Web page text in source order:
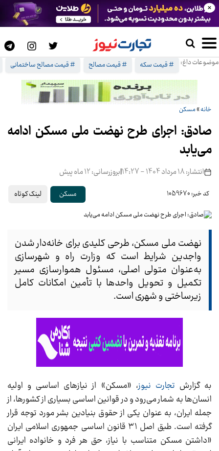
موضوعات داغ: # قیمت سکه # قیمت مصالح # قیمت مصالح ساختمانی
×
خانه» مسکن
صادق: اجرای طرح نهضت ملی مسکن ادامه
می‌یابد
انتشار: 18 مرداد 1404 - 14:27 |بروزرسانی: 12 ماه پیش
کد خبر: 1059670 مسکن لینک کوتاه
نهضت ملی مسکن، طرحی کلیدی برای خانه‌دار شدن
واجدین شرایط است که وزارت راه و شهرسازی
به‌عنوان متولی اصلی، مسئول هموارسازی مسیر
تکمیل و تحویل واحدها با تأمین امکانات کامل
زیرساختی و شهری است.
به گزارش تجارت نیوز، «مسکن» از نیازهای اساسی و اولیه
انسان‌ها به شمار می‌رود و در قوانین اساسی بسیاری از کشورها، از
جمله ایران، به عنوان یکی از حقوق بنیادین بشر مورد توجه قرار
گرفته است. طبق اصل ۳۱ قانون اساسی جمهوری اسلامی ایران
«داشتن مسکن متناسب با نیاز، حق هر فرد و خانواده ایرانی